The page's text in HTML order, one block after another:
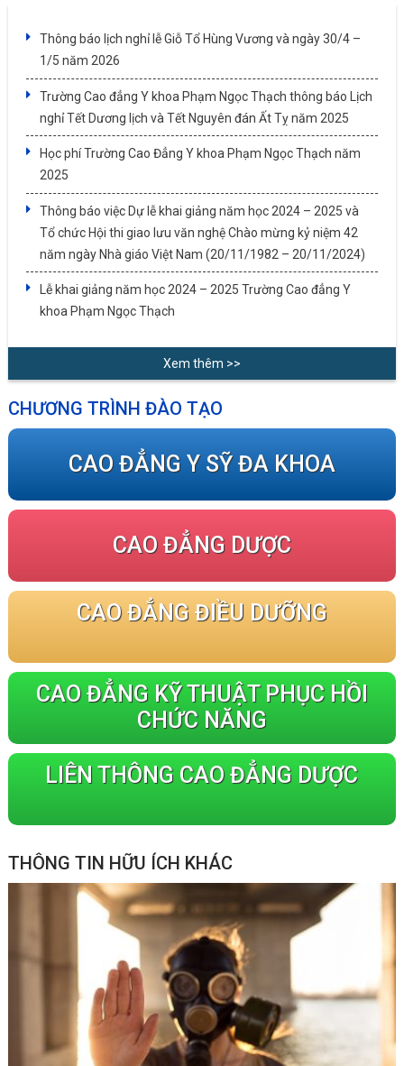
Thông báo lịch nghỉ lễ Giỗ Tổ Hùng Vương và ngày 30/4 –
1/5 năm 2026
Trường Cao đẳng Y khoa Phạm Ngọc Thạch thông báo Lịch
nghỉ Tết Dương lịch và Tết Nguyên đán Ất Tỵ năm 2025
Học phí Trường Cao Đẳng Y khoa Phạm Ngọc Thạch năm
2025
Thông báo việc Dự lễ khai giảng năm học 2024 – 2025 và
Tổ chức Hội thi giao lưu văn nghệ Chào mừng kỷ niệm 42
năm ngày Nhà giáo Việt Nam (20/11/1982 – 20/11/2024)
Lễ khai giảng năm học 2024 – 2025 Trường Cao đẳng Y
khoa Phạm Ngọc Thạch
Xem thêm >>
CHƯƠNG TRÌNH ĐÀO TẠO
CAO ĐẲNG Y SỸ ĐA KHOA
CAO ĐẲNG DƯỢC
CAO ĐẲNG ĐIỀU DƯỠNG
CAO ĐẲNG KỸ THUẬT PHỤC HỒI
CHỨC NĂNG
LIÊN THÔNG CAO ĐẲNG DƯỢC
THÔNG TIN HỮU ÍCH KHÁC